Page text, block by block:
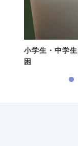
小学生・中学
困